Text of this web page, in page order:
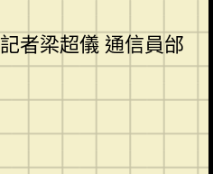
者梁超儀 通信員邰